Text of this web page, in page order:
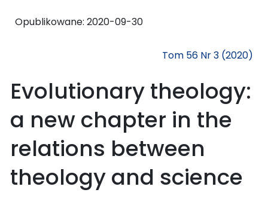
Opublikowane: 2020-09-30
Tom 56 Nr 3 (2020)
Evolutionary theology:
a new chapter in the
relations between
theology and science